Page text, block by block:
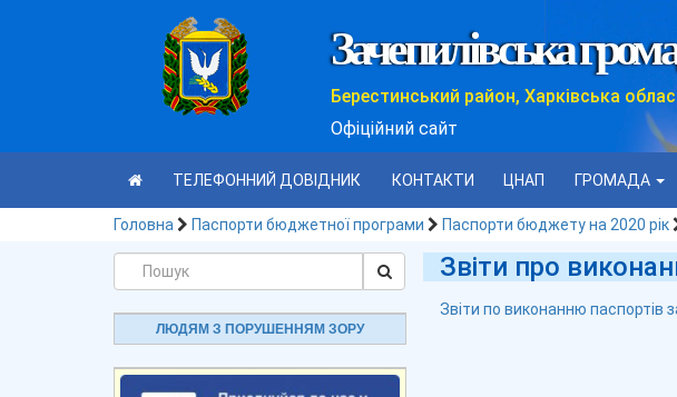
Зачепилівська
Берестинський район, Харківська
Офіційний сайт
ТЕЛЕФОННИЙ ДОВІДНИК КОНТАКТИ ЦНАП ГРОМАДА
Головна Паспорти бюджетної програми Паспорти бюджету на 2020 рік
ЛЮДЯМ З ПОРУШЕННЯМ ЗОРУ
Звіти про
Звіти по виконанню паспортів